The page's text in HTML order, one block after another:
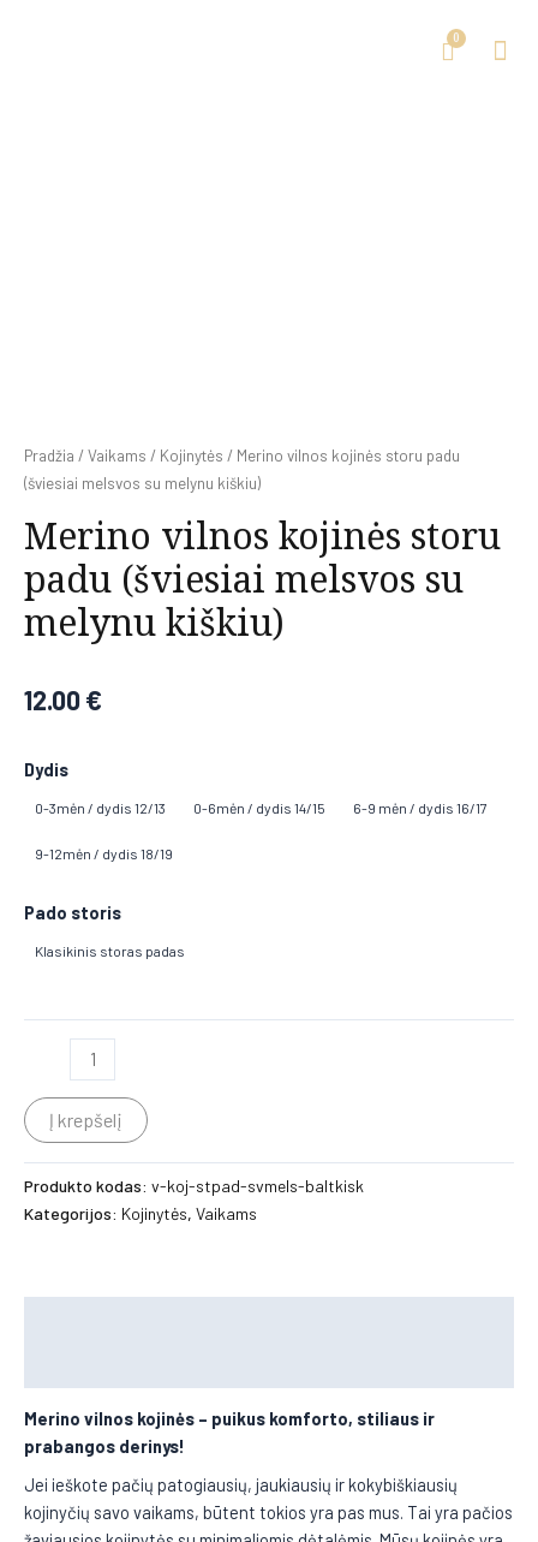
Pradžia /Vaikams / Kojinytės / Merino vilnos kojinės storu padu
(šviesiai melsvos su melynu kiškiu)
Merino vilnos kojinės storu
padu (šviesiai melsvos su
melynu kiškiu)
12.00€
Dydis
0-3mėn / dydis 12/13 0-6mėn / dydis 14/15 6-9 mėn / dydis 16/17
9-12mėn / dydis 18/19
Pado storis
Klasikinis storas padas
Į krepšelį
Produkto kodas: v-koj-stpad-svmels-baltkisk
Kategorijos: Kojinytės, Vaikams
Merino vilnos kojinės – puikus komforto, stiliaus ir
prabangos derinys!
Jei ieškote pačių patogiausių, jaukiausių ir kokybiškiausių
kojinyčių savo vaikams, būtent tokios yra pas mus. Tai yra pačios